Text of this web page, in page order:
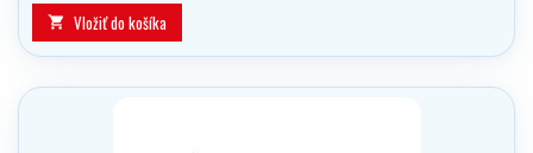
 Vložiť do košíka